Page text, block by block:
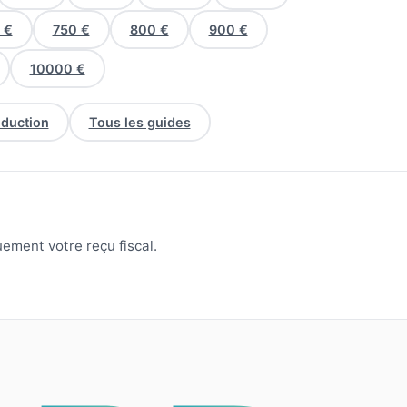
€ 750 € 800 € 900 €
10000 €
Tous les guides
votre reçu fiscal.